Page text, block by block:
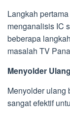
Langkah
menganalisis IC
beberapa
masalah TV
Menyolder
Menyolder ulang
sangat efektif